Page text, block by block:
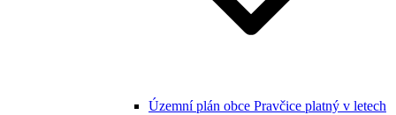
Územní plán obce Pravčice platný v letech